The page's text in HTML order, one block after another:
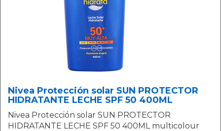
Nivea Protección solar SUN PROTECTOR
HIDRATANTE LECHE SPF 50 400ML
Nivea Protección solar SUN PROTECTOR
HIDRATANTE LECHE SPF 50 400ML multicolour